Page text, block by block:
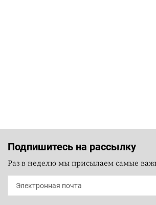
Подпишитесь на рассылку
Раз в неделю мы присылаем самые